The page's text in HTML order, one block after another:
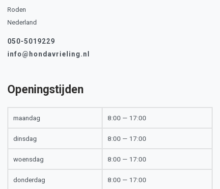
Roden
Nederland
050-5019229
info@hondavrieling.nl
Openingstijden
maandag 8:00 — 17:00
dinsdag 8:00 — 17:00
woensdag 8:00 — 17:00
donderdag 8:00 — 17:00